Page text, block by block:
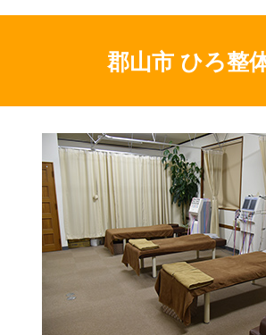
親からの遺伝？あなたの肩こりを整
できるケアも紹介
頑固な肩こり撃退！サウナで癒し、整
アプローチ
なぜ右だけ？その肩こり、整体で解明
終止符を打つ方法
左だけの肩こり、もう悩まない！整
「肩こりからくるめまい」もう諦め
整体で徹底究明＆改善ガイド
郡山市 ひろ整